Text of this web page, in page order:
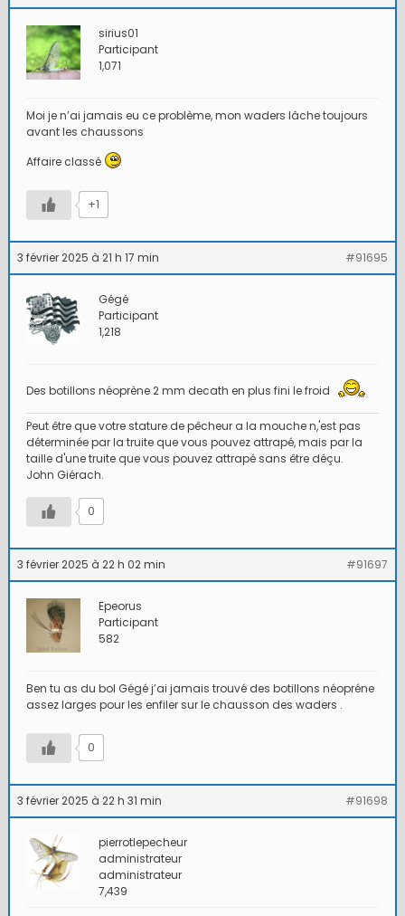
sirius01
Participant
1,071
Moi je n’ai jamais eu ce problème, mon waders lâche toujours
avant les chaussons
Affaire classé
+1
3 février 2025 à 21 h 17 min #91695
Gégé
Participant
1,218
Des botillons néoprène 2 mm decath en plus fini le froid
Peut être que votre stature de pêcheur a la mouche n,'est pas
déterminée par la truite que vous pouvez attrapé, mais par la
taille d'une truite que vous pouvez attrapé sans être déçu.
John Giérach.
0
3 février 2025 à 22 h 02 min #91697
Epeorus
Participant
582
Ben tu as du bol Gégé j’ai jamais trouvé des botillons néopréne
assez larges pour les enfiler sur le chausson des waders .
0
3 février 2025 à 22 h 31 min #91698
pierrotlepecheur
administrateur
administrateur
7,439